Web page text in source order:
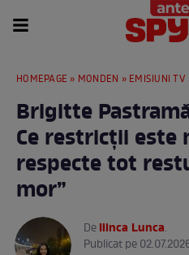
HOMEPAGE » MONDEN » EMISIUNI TV
Brigitte
Ce restricții este
respecte tot
mor”
DeIlinca Lunca.
Publicat pe